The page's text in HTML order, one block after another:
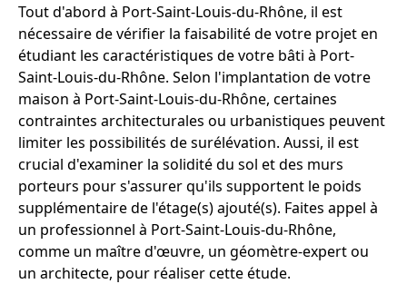
Tout d'abord à Port-Saint-Louis-du-Rhône, il est
nécessaire de vérifier la faisabilité de votre projet en
étudiant les caractéristiques de votre bâti à Port-
Saint-Louis-du-Rhône. Selon l'implantation de votre
maison à Port-Saint-Louis-du-Rhône, certaines
contraintes architecturales ou urbanistiques peuvent
limiter les possibilités de surélévation. Aussi, il est
crucial d'examiner la solidité du sol et des murs
porteurs pour s'assurer qu'ils supportent le poids
supplémentaire de l'étage(s) ajouté(s). Faites appel à
un professionnel à Port-Saint-Louis-du-Rhône,
comme un maître d'œuvre, un géomètre-expert ou
un architecte, pour réaliser cette étude.